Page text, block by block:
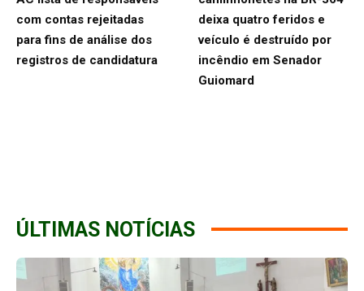
com contas rejeitadas
para fins de análise dos
registros de candidatura
deixa quatro feridos e
veículo é destruído por
incêndio em Senador
Guiomard
ÚLTIMAS NOTÍCIAS